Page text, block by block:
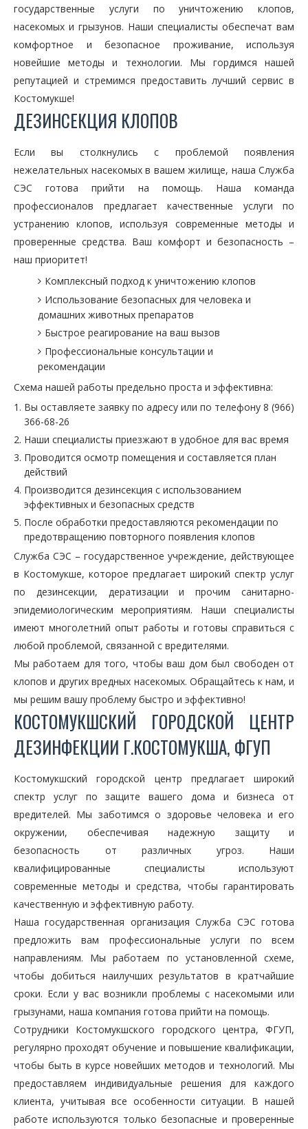
государственные услуги по уничтожению клопов,
насекомых и грызунов. Наши специалисты обеспечат вам
комфортное и безопасное проживание, используя
новейшие методы и технологии. Мы гордимся нашей
репутацией и стремимся предоставить лучший сервис в
Костомукше!
ДЕЗИНСЕКЦИЯ КЛОПОВ
Если вы столкнулись с проблемой появления
нежелательных насекомых в вашем жилище, наша Служба
СЭС готова прийти на помощь. Наша команда
профессионалов предлагает качественные услуги по
устранению клопов, используя современные методы и
проверенные средства. Ваш комфорт и безопасность –
наш приоритет!
Комплексный подход к уничтожению клопов
Использование безопасных для человека и
домашних животных препаратов
Быстрое реагирование на ваш вызов
Профессиональные консультации и
рекомендации
Схема нашей работы предельно проста и эффективна:
Вы оставляете заявку по адресу или по телефону 8 (966)
366-68-26
Наши специалисты приезжают в удобное для вас время
Проводится осмотр помещения и составляется план
действий
Производится дезинсекция с использованием
эффективных и безопасных средств
После обработки предоставляются рекомендации по
предотвращению повторного появления клопов
Служба СЭС – государственное учреждение, действующее
в Костомукше, которое предлагает широкий спектр услуг
по дезинсекции, дератизации и прочим санитарно-
эпидемиологическим мероприятиям. Наши специалисты
имеют многолетний опыт работы и готовы справиться с
любой проблемой, связанной с вредителями.
Мы работаем для того, чтобы ваш дом был свободен от
клопов и других вредных насекомых. Обращайтесь к нам, и
мы решим вашу проблему быстро и эффективно!
КОСТОМУКШСКИЙ ГОРОДСКОЙ ЦЕНТР
ДЕЗИНФЕКЦИИ Г.КОСТОМУКША, ФГУП
Костомукшский городской центр предлагает широкий
спектр услуг по защите вашего дома и бизнеса от
вредителей. Мы заботимся о здоровье человека и его
окружении, обеспечивая надежную защиту и
безопасность от различных угроз. Наши
квалифицированные специалисты используют
современные методы и средства, чтобы гарантировать
качественную и эффективную работу.
Наша государственная организация Служба СЭС готова
предложить вам профессиональные услуги по всем
направлениям. Мы работаем по установленной схеме,
чтобы добиться наилучших результатов в кратчайшие
сроки. Если у вас возникли проблемы с насекомыми или
грызунами, наша компания готова прийти на помощь.
Сотрудники Костомукшского городского центра, ФГУП,
регулярно проходят обучение и повышение квалификации,
чтобы быть в курсе новейших методов и технологий. Мы
предоставляем индивидуальные решения для каждого
клиента, учитывая все особенности ситуации. В нашей
работе используются только безопасные и проверенные